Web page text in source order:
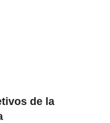
de la